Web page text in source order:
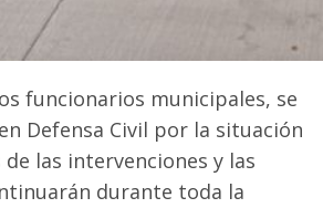
funcionarios municipales, se
Defensa Civil por la situación
las intervenciones y las
durante toda la